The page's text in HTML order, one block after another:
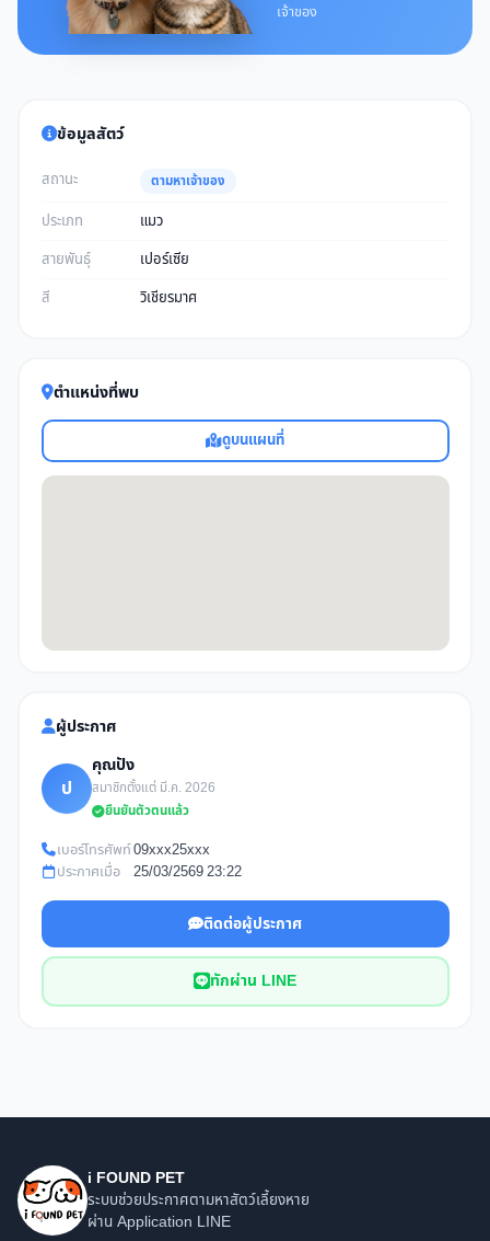
เจ้าของ
ข้อมูลสัตว์
สถานะ ตามหาเจ้าของ
ประเภท
แมว
สายพันธุ์
เปอร์เซีย
สี
วิเชียรมาศ
ตำแหน่งที่พบ
ดูบนแผนที่
ผู้ประกาศ
ป
คุณปัง
สมาชิกตั้งแต่ มี.ค. 2026
ยืนยันตัวตนแล้ว
เบอร์โทรศัพท์09xxx25xxx
ประกาศเมื่อ
25/03/2569 23:22
ติดต่อผู้ประกาศ
ทักผ่าน LINE
i FOUND PET
ระบบช่วยประกาศตามหาสัตว์เลี้ยงหาย
ผ่าน Application LINE